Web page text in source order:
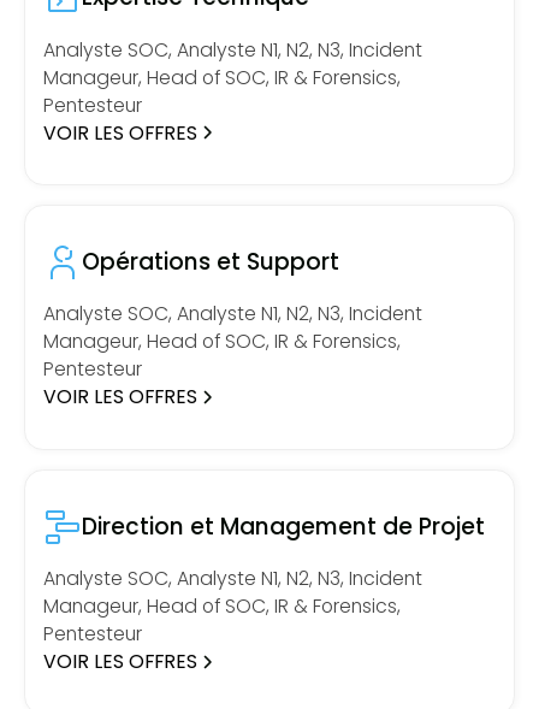
Analyste SOC, Analyste N1, N2, N3, Incident
Manageur, Head of SOC, IR & Forensics,
Pentesteur
VOIR LES OFFRES
Opérations et Support
Analyste SOC, Analyste N1, N2, N3, Incident
Manageur, Head of SOC, IR & Forensics,
Pentesteur
VOIR LES OFFRES
Direction et Management de Projet
Analyste SOC, Analyste N1, N2, N3, Incident
Manageur, Head of SOC, IR & Forensics,
Pentesteur
VOIR LES OFFRES